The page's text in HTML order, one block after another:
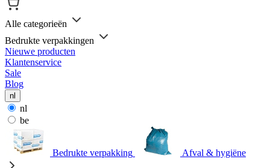
Alle categorieën
Bedrukte verpakkingen
Nieuwe producten
Klantenservice
Sale
Blog
nl
nl
be
Bedrukte verpakking Afval & hygiëne